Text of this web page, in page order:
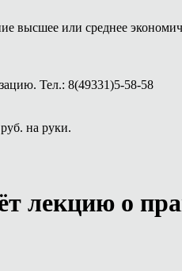
высшее или среднее
Тел.: 8(49331)5-58-58
на руки.
лекцию о